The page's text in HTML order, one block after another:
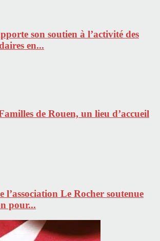
son soutien à l’activité des
en...
de Rouen, un lieu d’accueil
l’association Le Rocher soutenue
pour...